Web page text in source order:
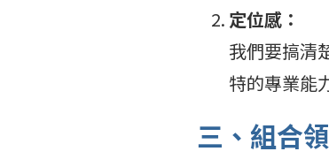
定位感：
我們要搞清
特的專業能
三、組合